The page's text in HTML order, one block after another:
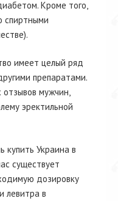
Кроме того,
спиртными
имеет целый ряд
препаратами.
мужчин,
эректильной
купить Украина в
существует
дозировку
левитра в